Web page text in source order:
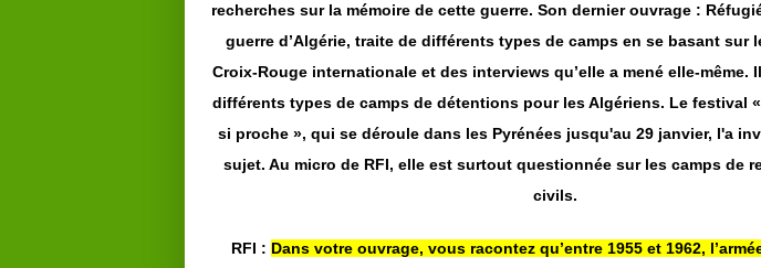
recherches sur la mémoire de cette guerre. Son dernier ouvrage :
guerre d’Algérie, traite de différents types de camps en se basant sur
Croix-Rouge internationale et des interviews qu’elle a mené elle-même.
différents types de camps de détentions pour les Algériens. Le festival
si proche », qui se déroule dans les Pyrénées jusqu'au 29 janvier, l'a
sujet. Au micro de RFI, elle est surtout questionnée sur les camps de
civils.
RFI : Dans votre ouvrage, vous racontez qu’entre 1955 et 1962,